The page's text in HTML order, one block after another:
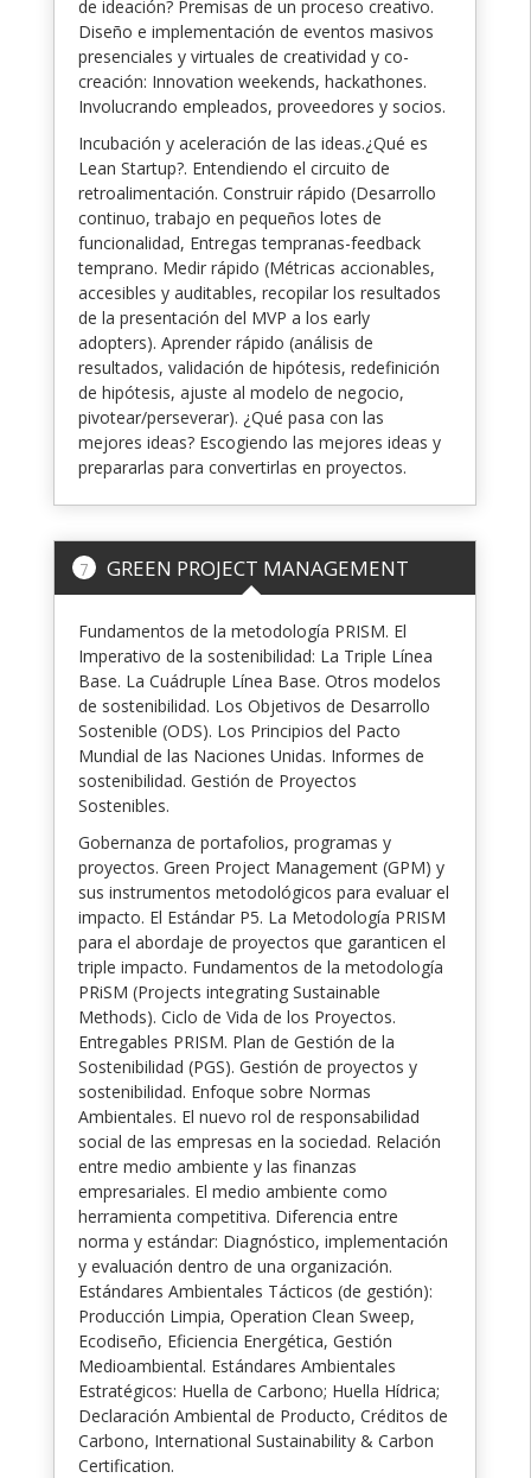
de ideación? Premisas de un proceso creativo.
Diseño e implementación de eventos masivos
presenciales y virtuales de creatividad y co-
creación: Innovation weekends, hackathones.
Involucrando empleados, proveedores y socios.
Incubación y aceleración de las ideas.¿Qué es
Lean Startup?. Entendiendo el circuito de
retroalimentación. Construir rápido (Desarrollo
continuo, trabajo en pequeños lotes de
funcionalidad, Entregas tempranas-feedback
temprano. Medir rápido (Métricas accionables,
accesibles y auditables, recopilar los resultados
de la presentación del MVP a los early
adopters). Aprender rápido (análisis de
resultados, validación de hipótesis, redefinición
de hipótesis, ajuste al modelo de negocio,
pivotear/perseverar). ¿Qué pasa con las
mejores ideas? Escogiendo las mejores ideas y
prepararlas para convertirlas en proyectos.
7 GREEN PROJECT MANAGEMENT
Fundamentos de la metodología PRISM. El
Imperativo de la sostenibilidad: La Triple Línea
Base. La Cuádruple Línea Base. Otros modelos
de sostenibilidad. Los Objetivos de Desarrollo
Sostenible (ODS). Los Principios del Pacto
Mundial de las Naciones Unidas. Informes de
sostenibilidad. Gestión de Proyectos
Sostenibles.
Gobernanza de portafolios, programas y
proyectos. Green Project Management (GPM) y
sus instrumentos metodológicos para evaluar el
impacto. El Estándar P5. La Metodología PRISM
para el abordaje de proyectos que garanticen el
triple impacto. Fundamentos de la metodología
PRiSM (Projects integrating Sustainable
Methods). Ciclo de Vida de los Proyectos.
Entregables PRISM. Plan de Gestión de la
Sostenibilidad (PGS). Gestión de proyectos y
sostenibilidad. Enfoque sobre Normas
Ambientales. El nuevo rol de responsabilidad
social de las empresas en la sociedad. Relación
entre medio ambiente y las finanzas
empresariales. El medio ambiente como
herramienta competitiva. Diferencia entre
norma y estándar: Diagnóstico, implementación
y evaluación dentro de una organización.
Estándares Ambientales Tácticos (de gestión):
Producción Limpia, Operation Clean Sweep,
Ecodiseño, Eficiencia Energética, Gestión
Medioambiental. Estándares Ambientales
Estratégicos: Huella de Carbono; Huella Hídrica;
Declaración Ambiental de Producto, Créditos de
Carbono, International Sustainability & Carbon
Certification.